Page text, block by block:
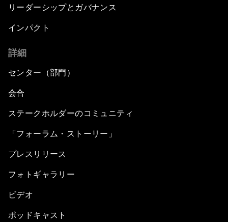
リーダーシップとガバナンス
インパクト
詳細
センター（部門）
会合
ステークホルダーのコミュニティ
「フォーラム・ストーリー」
プレスリリース
フォトギャラリー
ビデオ
ポッドキャスト